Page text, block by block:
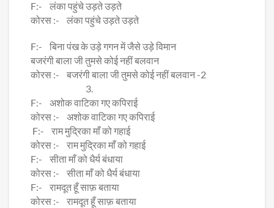
F:- लंका पहुंचे उड़ते उड़ते
कोरस :- लंका पहुंचे उड़ते उड़ते
F:- बिना पंख के उड़े गगन में जैसे उड़े विमान
बजरंगी बाला जी तुमसे कोई नहीं बलवान
कोरस :- बजरंगी बाला जी तुमसे कोई नहीं बलवान -2
3.
F:- अशोक वाटिका गए कपिराई
कोरस :- अशोक वाटिका गए कपिराई
F:- राम मुद्रिका माँ को गहाई
कोरस :- राम मुद्रिका माँ को गहाई
F:- सीता माँ को धैर्य बंधाया
कोरस :- सीता माँ को धैर्य बंधाया
F:- रामदूत हूँ साफ़ बताया
कोरस :- रामदूत हूँ साफ़ बताया